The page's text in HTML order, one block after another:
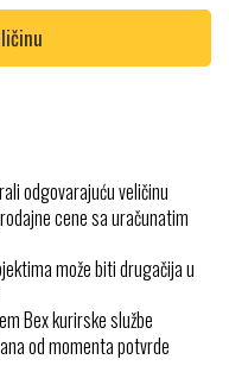
odgovarajuću veličinu
cene sa uračunatim
može biti drugačija u
Bex kurirske službe
od momenta potvrde